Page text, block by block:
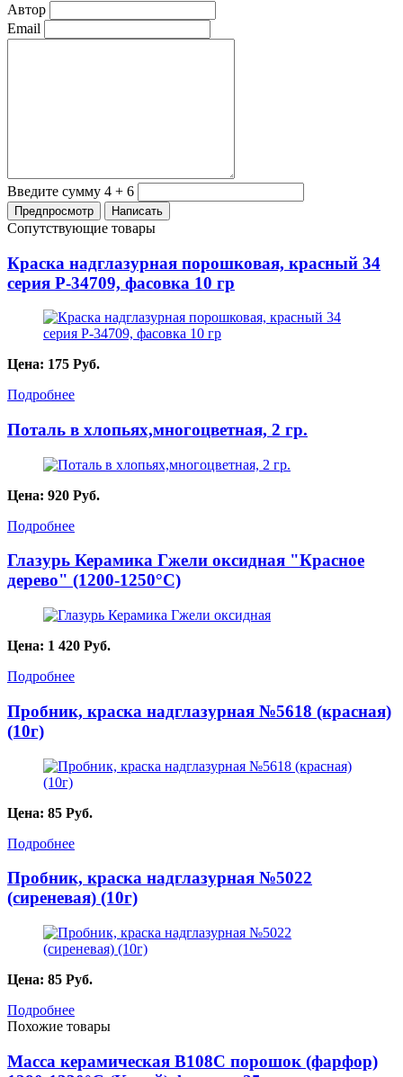
Автор
Email
Введите сумму 4 + 6
Сопутствующие товары
Краска надглазурная порошковая, красный 34
серия P-34709, фасовка 10 гр
Цена: 175 Руб.
Подробнее
Поталь в хлопьях,многоцветная, 2 гр.
Цена: 920 Руб.
Подробнее
Глазурь Керамика Гжели оксидная "Красное
дерево" (1200-1250°С)
Цена: 1 420 Руб.
Подробнее
Пробник, краска надглазурная №5618 (красная)
(10г)
Цена: 85 Руб.
Подробнее
Пробник, краска надглазурная №5022
(сиреневая) (10г)
Цена: 85 Руб.
Подробнее
Похожие товары
Масса керамическая B108C порошок (фарфор)